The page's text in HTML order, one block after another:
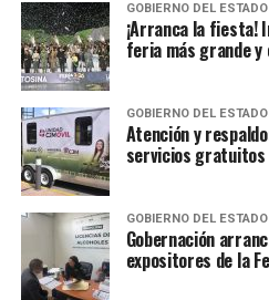
GOBIERNO DEL ESTADO
¡Arranca la fiesta!
feria más grande y
GOBIERNO DEL ESTADO
Atención y
servicios gratuitos
GOBIERNO DEL ESTADO
Gobernación
expositores de la